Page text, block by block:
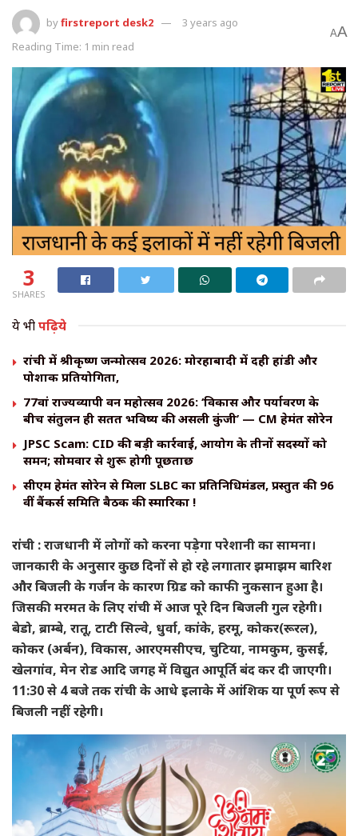
byfirstreport desk2
3 years ago
Reading Time: 1 min read
AA
3
SHARES
ये भीपढ़िये
रांची में श्रीकृष्ण जन्मोत्सव 2026: मोरहाबादी में दही हांडी और
पोशाक प्रतियोगिता,
77वां राज्यव्यापी वन महोत्सव 2026: ‘विकास और पर्यावरण के
बीच संतुलन ही सतत भविष्य की असली कुंजी’ — CM हेमंत सोरेन
JPSC Scam: CID की बड़ी कार्रवाई, आयोग के तीनों सदस्यों को
समन; सोमवार से शुरू होगी पूछताछ
सीएम हेमंत सोरेन से मिला SLBC का प्रतिनिधिमंडल, प्रस्तुत की 96
वीं बैंकर्स समिति बैठक की स्मारिका !
रांची : राजधानी में लोगों को करना पड़ेगा परेशानी का सामना।
जानकारी के अनुसार कुछ दिनों से हो रहे लगातार झमाझम बारिश
और बिजली के गर्जन के कारण ग्रिड को काफी नुकसान हुआ है।
जिसकी मरमत के लिए रांची में आज पूरे दिन बिजली गुल रहेगी।
बेडो, ब्राम्बे, रातू, टाटी सिल्वे, धुर्वा, कांके, हरमू, कोकर(रूरल),
कोकर (अर्बन), विकास, आरएमसीएच, चुटिया, नामकुम, कुसई,
खेलगांव, मेन रोड आदि जगह में विद्युत आपूर्ति बंद कर दी जाएगी।
11:30 से 4 बजे तक रांची के आधे इलाके में आंशिक या पूर्ण रूप से
बिजली नहीं रहेगी।